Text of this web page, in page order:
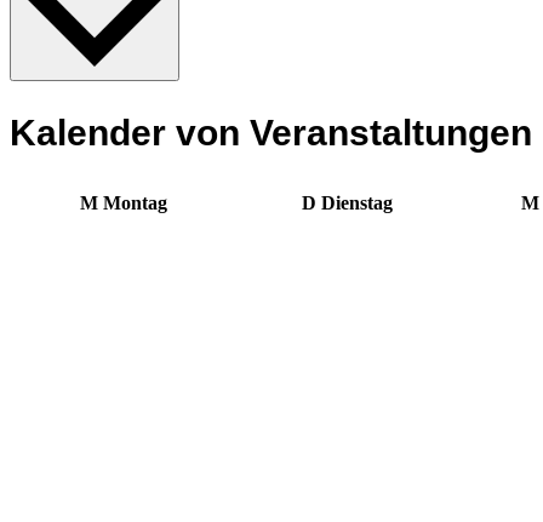
Kalender von Veranstaltungen
M Montag D Dienstag M